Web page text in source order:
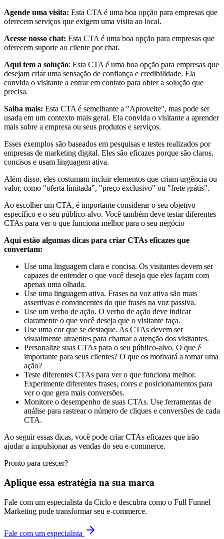
Agende uma visita: Esta CTA é uma boa opção para empresas que
oferecem serviços que exigem uma visita ao local.
Acesse nosso chat: Esta CTA é uma boa opção para empresas que
oferecem suporte ao cliente por chat.
Aqui tem a solução: Esta CTA é uma boa opção para empresas que
desejam criar uma sensação de confiança e credibilidade. Ela
convida o visitante a entrar em contato para obter a solução que
precisa.
Saiba mais: Esta CTA é semelhante a "Aproveite", mas pode ser
usada em um contexto mais geral. Ela convida o visitante a aprender
mais sobre a empresa ou seus produtos e serviços.
Esses exemplos são baseados em pesquisas e testes realizados por
empresas de marketing digital. Eles são eficazes porque são claros,
concisos e usam linguagem ativa.
Além disso, eles costumam incluir elementos que criam urgência ou
valor, como "oferta limitada", "preço exclusivo" ou "frete grátis".
Ao escolher um CTA, é importante considerar o seu objetivo
específico e o seu público-alvo. Você também deve testar diferentes
CTAs para ver o que funciona melhor para o seu negócio
Aqui estão algumas dicas para criar CTAs eficazes que
convertam:
Use uma linguagem clara e concisa. Os visitantes devem ser
capazes de entender o que você deseja que eles façam com
apenas uma olhada.
Use uma linguagem ativa. Frases na voz ativa são mais
assertivas e convincentes do que frases na voz passiva.
Use um verbo de ação. O verbo de ação deve indicar
claramente o que você deseja que o visitante faça.
Use uma cor que se destaque. As CTAs devem ser
visualmente atraentes para chamar a atenção dos visitantes.
Personalize suas CTAs para o seu público-alvo. O que é
importante para seus clientes? O que os motivará a tomar uma
ação?
Teste diferentes CTAs para ver o que funciona melhor.
Experimente diferentes frases, cores e posicionamentos para
ver o que gera mais conversões.
Monitore o desempenho de suas CTAs. Use ferramentas de
análise para rastrear o número de cliques e conversões de cada
CTA.
Ao seguir essas dicas, você pode criar CTAs eficazes que irão
ajudar a impulsionar as vendas do seu e-commerce.
Pronto para crescer?
Aplique essa estratégia na sua marca
Fale com um especialista da Ciclo e descubra como o Full Funnel
Marketing pode transformar seu e-commerce.
Fale com um especialista